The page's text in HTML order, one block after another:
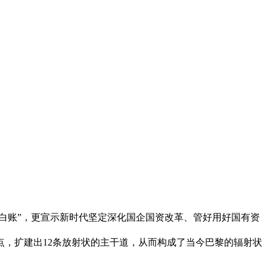
”，更宣示新时代坚定深化国企国资改革、管好用好国有资
，扩建出12条放射状的主干道，从而构成了当今巴黎的辐射状